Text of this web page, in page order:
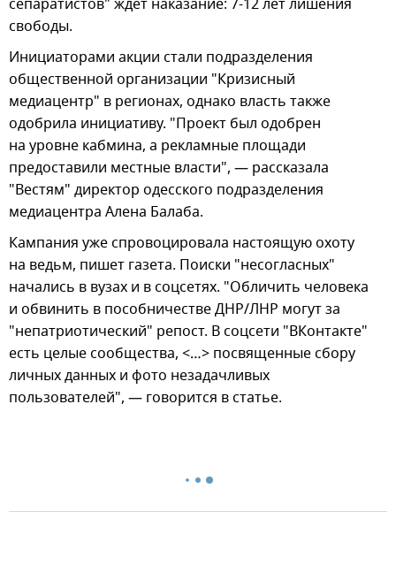
сепаратистов" ждет наказание: 7-12 лет лишения
свободы.
Инициаторами акции стали подразделения
общественной организации "Кризисный
медиацентр" в регионах, однако власть также
одобрила инициативу. "Проект был одобрен
на уровне кабмина, а рекламные площади
предоставили местные власти", — рассказала
"Вестям" директор одесского подразделения
медиацентра Алена Балаба.
Кампания уже спровоцировала настоящую охоту
на ведьм, пишет газета. Поиски "несогласных"
начались в вузах и в соцсетях. "Обличить человека
и обвинить в пособничестве ДНР/ЛНР могут за
"непатриотический" репост. В соцсети "ВКонтакте"
есть целые сообщества, <…> посвященные сбору
личных данных и фото незадачливых
пользователей", — говорится в статье.